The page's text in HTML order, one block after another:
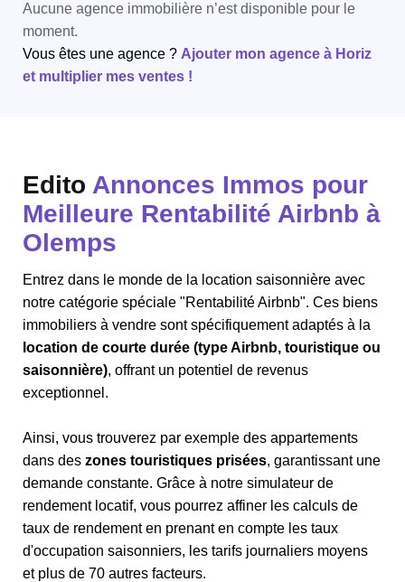
Aucune agence immobilière n’est disponible pour le
moment.
Vous êtes une agence ? Ajouter mon agence à Horiz
et multiplier mes ventes !
Edito Annonces Immos pour
Meilleure Rentabilité Airbnb à
Olemps
Entrez dans le monde de la location saisonnière avec
notre catégorie spéciale "Rentabilité Airbnb". Ces biens
immobiliers à vendre sont spécifiquement adaptés à la
location de courte durée (type Airbnb, touristique ou
saisonnière), offrant un potentiel de revenus
exceptionnel.
Ainsi, vous trouverez par exemple des appartements
dans des zones touristiques prisées, garantissant une
demande constante. Grâce à notre simulateur de
rendement locatif, vous pourrez affiner les calculs de
taux de rendement en prenant en compte les taux
d'occupation saisonniers, les tarifs journaliers moyens
et plus de 70 autres facteurs.